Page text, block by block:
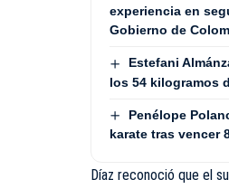
experiencia en
Gobierno de
Estefani
los 54 kilogramos
Penélope
karate tras vencer
Díaz reconoció que el